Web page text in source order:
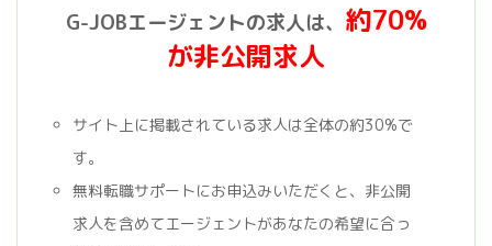
G-JOBエージェントの求人は、 約70%
が非公開求人
サイト上に掲載されている求人は全体の約30%で
す。
無料転職サポートにお申込みいただくと、非公開
求人を含めてエージェントがあなたの希望に合っ